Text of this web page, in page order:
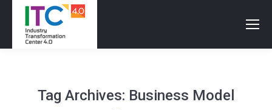
Tag Archives: Business Model